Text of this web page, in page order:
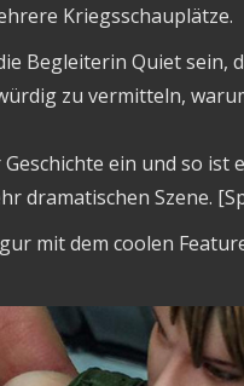
Kriegsschauplätze.
Begleiterin Quiet sein,
zu vermitteln,
ein und so ist
dramatischen Szene.
mit dem coolen